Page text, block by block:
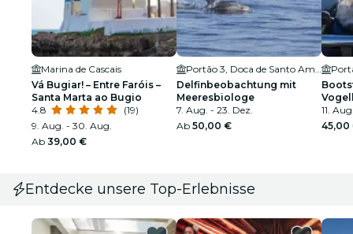
Marina de Cascais
Vá Bugiar! – Entre Faróis –
Santa Marta ao Bugio
4.8
(19)
9. Aug. - 30. Aug.
Ab 39,00 €
Delfinbeobachtung mit
Meeresbiologe
7. Aug. - 23. Dez.
Ab 50,00 €
11.
45,00
Entdecke unsere Top-Erlebnisse